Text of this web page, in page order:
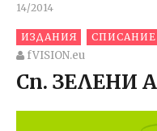
14/2014
ИЗДАНИЯ
fVISION.eu
Сп. ЗЕЛЕНИ